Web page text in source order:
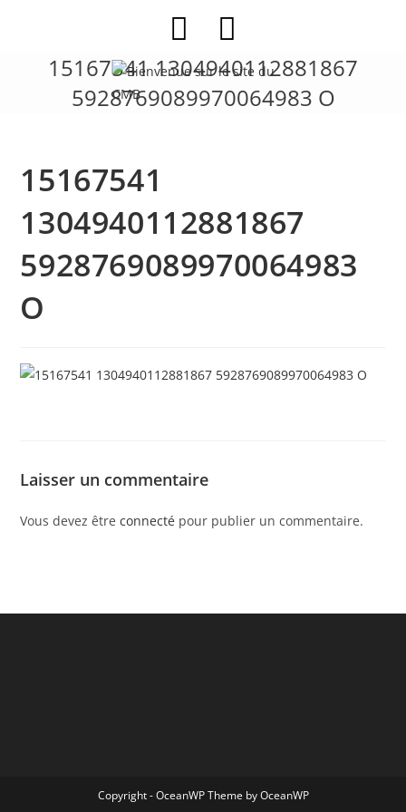
15167541 1304940112881867
5928769089970064983 O
15167541
1304940112881867
5928769089970064983
O
Laisser un commentaire
Vous devez êtreconnecté pour publier un commentaire.
Copyright - OceanWP Theme by OceanWP